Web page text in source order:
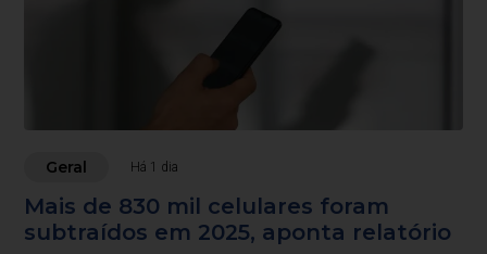
Geral Há 1 dia
Mais de 830 mil celulares foram
subtraídos em 2025, aponta relatório